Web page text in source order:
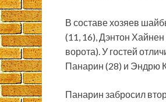
В составе хозяев
(11, 16), Дэнтон
ворота). У гостей
Панарин (28) и Эндрю
Панарин забросил